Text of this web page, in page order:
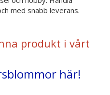
med snabb leverans.
produkt i vårt
här!